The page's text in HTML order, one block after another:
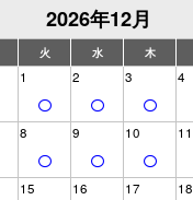
2026年12月
火 水 木
1 2 3 4
8 9 10 11
15 16 17 18